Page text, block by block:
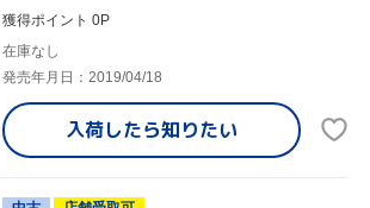
獲得ポイント 0P
在庫なし
発売年月日：2019/04/18
入荷したら知りたい